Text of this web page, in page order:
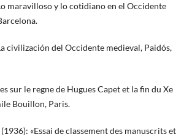
maravilloso y lo cotidiano en el Occidente
civilización del Occidente medieval, Paidós,
sur le regne de Hugues Capet et la fin du Xe
Bouillon, Paris.
«Essai de classement des manuscrits et